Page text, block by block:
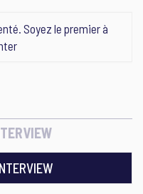
Soyez le premier à